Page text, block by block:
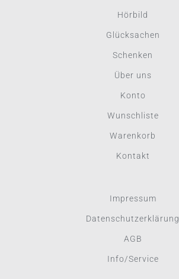
Hörbild
Glücksachen
Schenken
Über uns
Konto
Wunschliste
Warenkorb
Kontakt
Impressum
Datenschutzerklärung
AGB
Info/Service